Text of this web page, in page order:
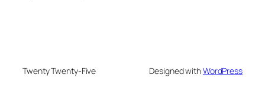
Twenty Twenty-Five Designed withWordPress